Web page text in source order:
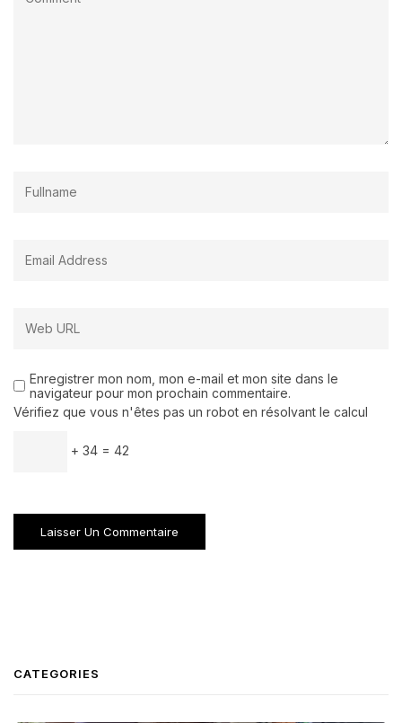
Enregistrer mon nom, mon e-mail et mon site dans le
navigateur pour mon prochain commentaire.
Vérifiez que vous n'êtes pas un robot en résolvant le calcul
+ 34 = 42
CATEGORIES